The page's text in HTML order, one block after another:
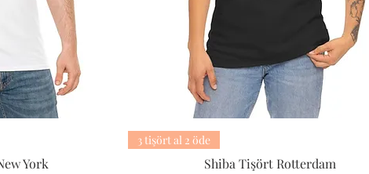
York
3 tişört al 2 öde
Shiba Tişört Rotterdam